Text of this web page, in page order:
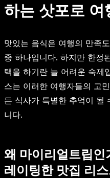
하는 삿포로 여
맛있는 음식은 여행의 만족
중 하나입니다. 하지만 한정
택을 하기란 늘 어려운 숙제
스는 이러한 여행자들의 고
든 식사가 특별한 추억이 될
니다.
왜 마이리얼트립
레이팅한 맛집 리